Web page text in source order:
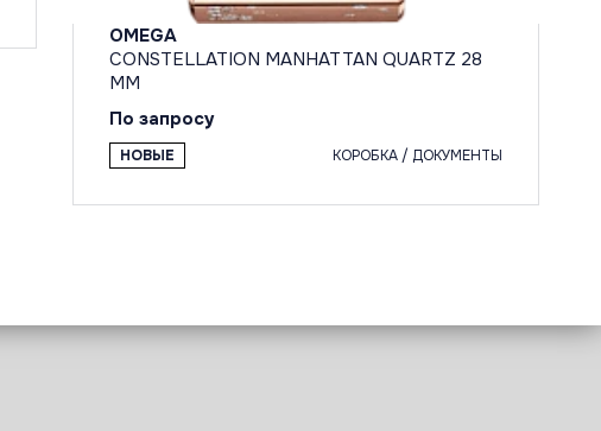
OMEGA
CONSTELLATION MANHATTAN QUARTZ 28
MM
По запросу
НОВЫЕ КОРОБКА / ДОКУМЕНТЫ